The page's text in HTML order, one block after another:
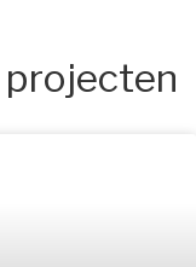
projecten